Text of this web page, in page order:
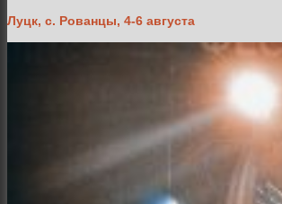
Луцк, с. Рованцы, 4-6 августа